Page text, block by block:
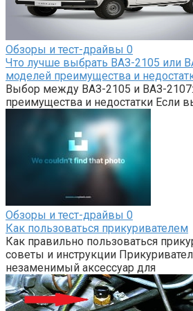
Обзоры и тест-драйвы 0
Что лучше выбрать ВАЗ-2105 или
моделей преимущества и
Выбор между ВАЗ-2105 и ВАЗ-
преимущества и недостатки Если
Обзоры и тест-драйвы 0
Как пользоваться прикуривателем
Как правильно пользоваться
советы и инструкции
незаменимый аксессуар для